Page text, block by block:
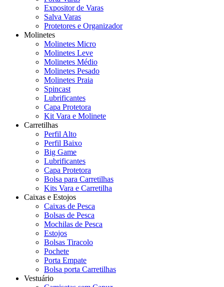
Expositor de Varas
Salva Varas
Protetores e Organizador
Molinetes
Molinetes Micro
Molinetes Leve
Molinetes Médio
Molinetes Pesado
Molinetes Praia
Spincast
Lubrificantes
Capa Protetora
Kit Vara e Molinete
Carretilhas
Perfil Alto
Perfil Baixo
Big Game
Lubrificantes
Capa Protetora
Bolsa para Carretilhas
Kits Vara e Carretilha
Caixas e Estojos
Caixas de Pesca
Bolsas de Pesca
Mochilas de Pesca
Estojos
Bolsas Tiracolo
Pochete
Porta Empate
Bolsa porta Carretilhas
Vestuário